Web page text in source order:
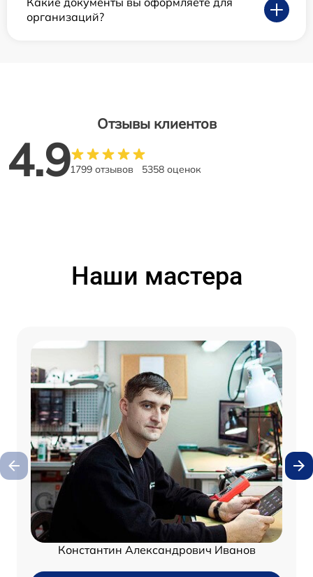
организаций?
Отзывы клиентов
4.91799 отзывов 5358 оценок
Наши мастера
Константин Александрович Иванов